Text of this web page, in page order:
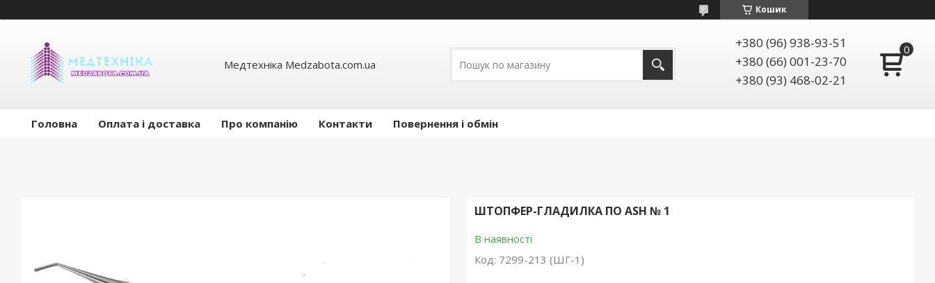
Кошик
Медтехніка Medzabota.com.ua
+380 (96) 938-93-51
+380 (66) 001-23-70
+380 (93) 468-02-21
Головна Оплата і доставка Про компанію Контакти Повернення і обмін
ШТОПФЕР-ГЛАДИЛКА ПО ASH № 1
В наявності
Код: 7299-213 (ШГ-1)